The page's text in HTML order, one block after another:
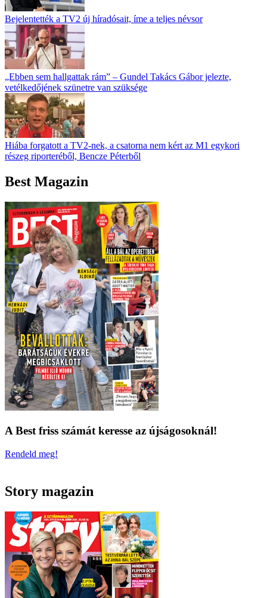
Bejelentették a TV2 új híradósait, íme a teljes névsor
„Ebben sem hallgattak rám” – Gundel Takács Gábor jelezte,
vetélkedőjének szünetre van szüksége
Hiába forgatott a TV2-nek, a csatorna nem kért az M1 egykori
részeg riporteréből, Bencze Péterből
Best Magazin
A Best friss számát keresse az újságosoknál!
Rendeld meg!
Story magazin